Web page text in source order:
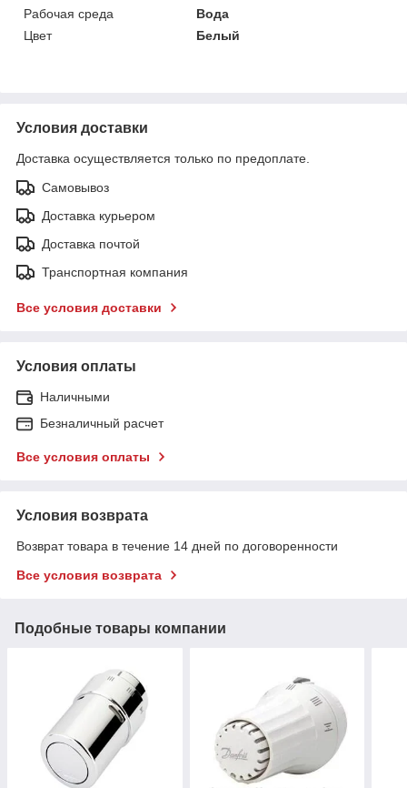
Рабочая среда
Вода
Цвет
Белый
Условия доставки
Доставка осуществляется только по предоплате.
Самовывоз
Доставка курьером
Доставка почтой
Транспортная компания
Все условия доставки
Условия оплаты
Наличными
Безналичный расчет
Все условия оплаты
Условия возврата
Возврат товара в течение 14 дней по договоренности
Все условия возврата
Подобные товары компании